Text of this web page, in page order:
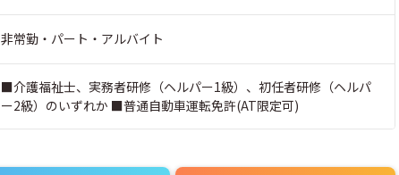
非常勤・パート・アルバイト
■介護福祉士、実務者研修（ヘルパー1級）、初任者研修（ヘルパ
ー2級）のいずれか ■普通自動車運転免許(AT限定可)